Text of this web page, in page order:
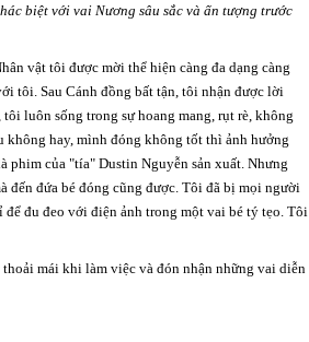
biệt với vai Nương sâu sắc và ấn tượng trước
vật tôi được mời thể hiện càng đa dạng càng
tôi. Sau Cánh đồng bất tận, tôi nhận được lời
luôn sống trong sự hoang mang, rụt rè, không
không hay, mình đóng không tốt thì ảnh hưởng
của "tía" Dustin Nguyễn sản xuất. Nhưng
đến đứa bé đóng cũng được. Tôi đã bị mọi người
đu đeo với điện ảnh trong một vai bé tý tẹo. Tôi
mái khi làm việc và đón nhận những vai diễn